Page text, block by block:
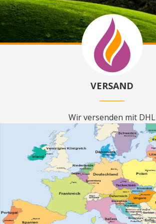
VERSAND
Wir versenden mit DHL